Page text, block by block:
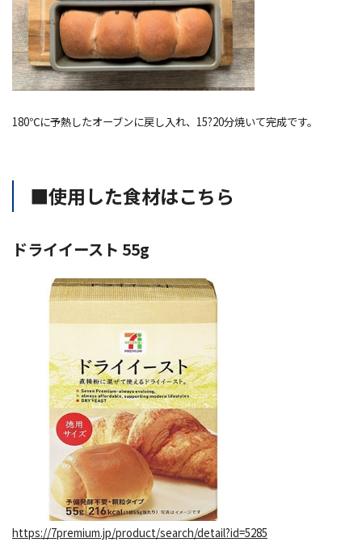
180℃に予熱したオーブンに戻し入れ、15?20分焼いて完成です。
■使用した食材はこちら
ドライイースト 55g
https://7premium.jp/product/search/detail?id=5285